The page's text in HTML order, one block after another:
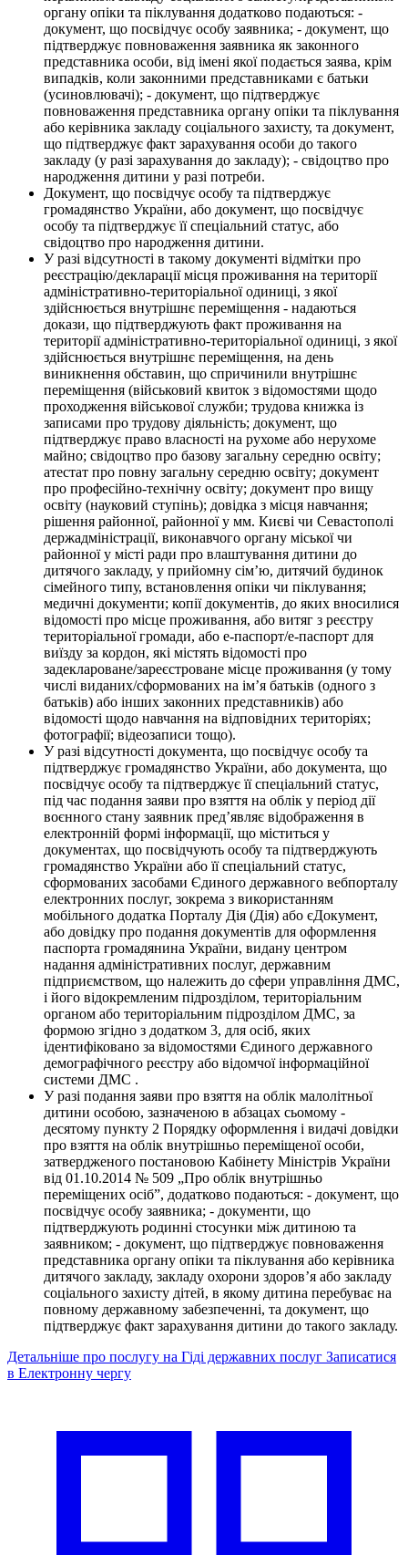
органу опіки та піклування додатково подаються: -
документ, що посвідчує особу заявника; - документ, що
підтверджує повноваження заявника як законного
представника особи, від імені якої подається заява, крім
випадків, коли законними представниками є батьки
(усиновлювачі); - документ, що підтверджує
повноваження представника органу опіки та піклування
або керівника закладу соціального захисту, та документ,
що підтверджує факт зарахування особи до такого
закладу (у разі зарахування до закладу); - свідоцтво про
народження дитини у разі потреби.
Документ, що посвідчує особу та підтверджує
громадянство України, або документ, що посвідчує
особу та підтверджує її спеціальний статус, або
свідоцтво про народження дитини.
У разі відсутності в такому документі відмітки про
реєстрацію/декларації місця проживання на території
адміністративно-територіальної одиниці, з якої
здійснюється внутрішнє переміщення - надаються
докази, що підтверджують факт проживання на
території адміністративно-територіальної одиниці, з якої
здійснюється внутрішнє переміщення, на день
виникнення обставин, що спричинили внутрішнє
переміщення (військовий квиток з відомостями щодо
проходження військової служби; трудова книжка із
записами про трудову діяльність; документ, що
підтверджує право власності на рухоме або нерухоме
майно; свідоцтво про базову загальну середню освіту;
атестат про повну загальну середню освіту; документ
про професійно-технічну освіту; документ про вищу
освіту (науковий ступінь); довідка з місця навчання;
рішення районної, районної у мм. Києві чи Севастополі
держадміністрації, виконавчого органу міської чи
районної у місті ради про влаштування дитини до
дитячого закладу, у прийомну сім’ю, дитячий будинок
сімейного типу, встановлення опіки чи піклування;
медичні документи; копії документів, до яких вносилися
відомості про місце проживання, або витяг з реєстру
територіальної громади, або е-паспорт/е-паспорт для
виїзду за кордон, які містять відомості про
задеклароване/зареєстроване місце проживання (у тому
числі виданих/сформованих на ім’я батьків (одного з
батьків) або інших законних представників) або
відомості щодо навчання на відповідних територіях;
фотографії; відеозаписи тощо).
У разі відсутності документа, що посвідчує особу та
підтверджує громадянство України, або документа, що
посвідчує особу та підтверджує її спеціальний статус,
під час подання заяви про взяття на облік у період дії
воєнного стану заявник пред’являє відображення в
електронній формі інформації, що міститься у
документах, що посвідчують особу та підтверджують
громадянство України або її спеціальний статус,
сформованих засобами Єдиного державного вебпорталу
електронних послуг, зокрема з використанням
мобільного додатка Порталу Дія (Дія) або єДокумент,
або довідку про подання документів для оформлення
паспорта громадянина України, видану центром
надання адміністративних послуг, державним
підприємством, що належить до сфери управління ДМС,
і його відокремленим підрозділом, територіальним
органом або територіальним підрозділом ДМС, за
формою згідно з додатком 3, для осіб, яких
ідентифіковано за відомостями Єдиного державного
демографічного реєстру або відомчої інформаційної
системи ДМС .
У разі подання заяви про взяття на облік малолітньої
дитини особою, зазначеною в абзацах сьомому -
десятому пункту 2 Порядку оформлення і видачі довідки
про взяття на облік внутрішньо переміщеної особи,
затвердженого постановою Кабінету Міністрів України
від 01.10.2014 № 509 „Про облік внутрішньо
переміщених осіб”, додатково подаються: - документ, що
посвідчує особу заявника; - документи, що
підтверджують родинні стосунки між дитиною та
заявником; - документ, що підтверджує повноваження
представника органу опіки та піклування або керівника
дитячого закладу, закладу охорони здоров’я або закладу
соціального захисту дітей, в якому дитина перебуває на
повному державному забезпеченні, та документ, що
підтверджує факт зарахування дитини до такого закладу.
Детальніше про послугу на Гіді державних послуг Записатися
в Електронну чергу